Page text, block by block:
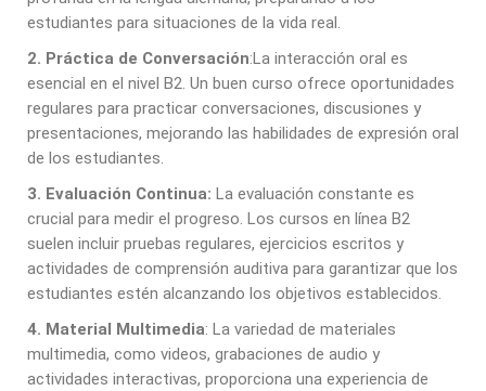
estudiantes para situaciones de la vida real.
2. Práctica de Conversación:La interacción oral es
esencial en el nivel B2. Un buen curso ofrece oportunidades
regulares para practicar conversaciones, discusiones y
presentaciones, mejorando las habilidades de expresión oral
de los estudiantes.
3. Evaluación Continua: La evaluación constante es
crucial para medir el progreso. Los cursos en línea B2
suelen incluir pruebas regulares, ejercicios escritos y
actividades de comprensión auditiva para garantizar que los
estudiantes estén alcanzando los objetivos establecidos.
4. Material Multimedia: La variedad de materiales
multimedia, como videos, grabaciones de audio y
actividades interactivas, proporciona una experiencia de